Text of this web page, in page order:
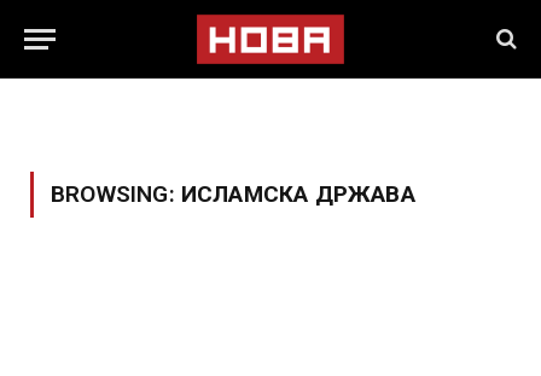
BROWSING: ИСЛАМСКА ДРЖАВА